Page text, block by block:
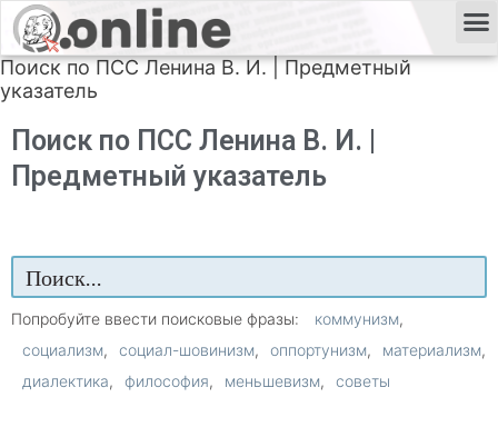
Поиск по ПСС Ленина В. И. | Предметный
указатель
Поиск по ПСС Ленина В. И. |
Предметный указатель
Попробуйте ввести поисковые фразы:
коммунизм
социализм
социал-шовинизм оппортунизм
материализм
диалектика
философия меньшевизм советы